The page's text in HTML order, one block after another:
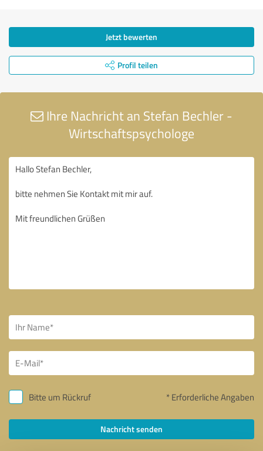
Jetzt bewerten
Profil teilen
Ihre Nachricht an Stefan Bechler -
Wirtschaftspsychologe
Bitte um Rückruf * Erforderliche Angaben
Nachricht senden